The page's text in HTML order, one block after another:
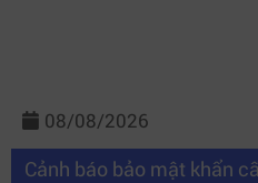
08/08/2026
Cảnh báo bảo mật khẩn